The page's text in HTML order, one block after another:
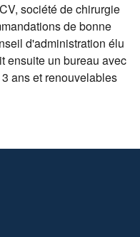
société de chirurgie
de bonne
d'administration élu
ensuite un bureau avec
ans et renouvelables